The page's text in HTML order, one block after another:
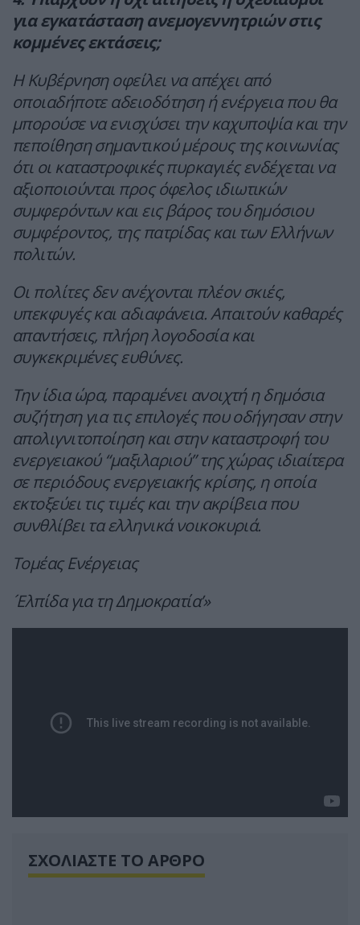
για εγκατάσταση ανεμογεννητριών στις
κομμένες εκτάσεις;
Η Κυβέρνηση οφείλει να απέχει από
οποιαδήποτε αδειοδότηση ή ενέργεια που θα
μπορούσε να ενισχύσει την καχυποψία και την
πεποίθηση σημαντικού μέρους της κοινωνίας
ότι οι καταστροφικές πυρκαγιές ενδέχεται να
αξιοποιούνται προς όφελος ιδιωτικών
συμφερόντων και εις βάρος του δημόσιου
συμφέροντος, της πατρίδας και των Ελλήνων
πολιτών.
Οι πολίτες δεν ανέχονται πλέον σκιές,
υπεκφυγές και αδιαφάνεια. Απαιτούν καθαρές
απαντήσεις, πλήρη λογοδοσία και
συγκεκριμένες ευθύνες.
Την ίδια ώρα, παραμένει ανοιχτή η δημόσια
συζήτηση για τις επιλογές που οδήγησαν στην
απολιγνιτοποίηση και στην καταστροφή του
ενεργειακού “μαξιλαριού” της χώρας ιδιαίτερα
σε περιόδους ενεργειακής κρίσης, η οποία
εκτοξεύει τις τιμές και την ακρίβεια που
συνθλίβει τα ελληνικά νοικοκυριά.
Τομέας Ενέργειας
´Ελπίδα για τη Δημοκρατία’»
ΣΧΟΛΙΑΣΤΕ ΤΟ ΑΡΘΡΟ